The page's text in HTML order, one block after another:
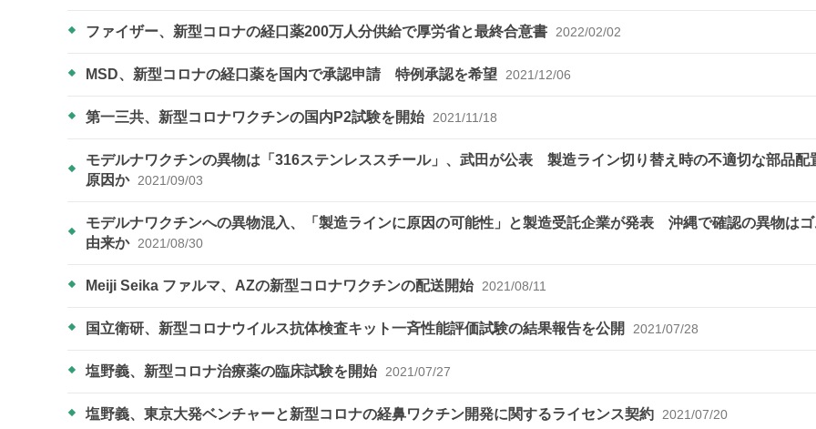
ファイザー、新型コロナの経口薬200万人分供給で厚労省と最終合意書 2022/02/02
MSD、新型コロナの経口薬を国内で承認申請 特例承認を希望 2021/12/06
第一三共、新型コロナワクチンの国内P2試験を開始 2021/11/18
モデルナワクチンの異物は「316ステンレススチール」、武田が公表 製造ライン切り替え時の不適切な部品配
原因か 2021/09/03
モデルナワクチンへの異物混入、「製造ラインに原因の可能性」と製造受託企業が発表 沖縄で確認の異物は
由来か 2021/08/30
Meiji Seika ファルマ、AZの新型コロナワクチンの配送開始 2021/08/11
国立衛研、新型コロナウイルス抗体検査キット一斉性能評価試験の結果報告を公開 2021/07/28
塩野義、新型コロナ治療薬の臨床試験を開始 2021/07/27
塩野義、東京大発ベンチャーと新型コロナの経鼻ワクチン開発に関するライセンス契約 2021/07/20